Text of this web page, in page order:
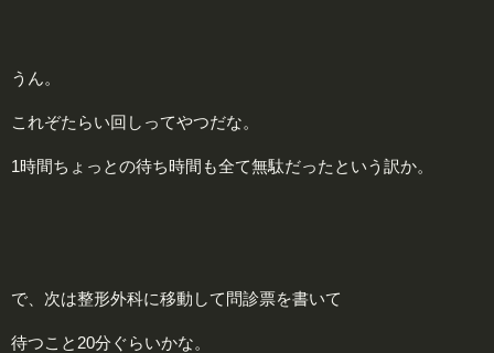
うん。
これぞたらい回しってやつだな。
1時間ちょっとの待ち時間も全て無駄だったという訳か。
で、次は整形外科に移動して問診票を書いて
待つこと20分ぐらいかな。